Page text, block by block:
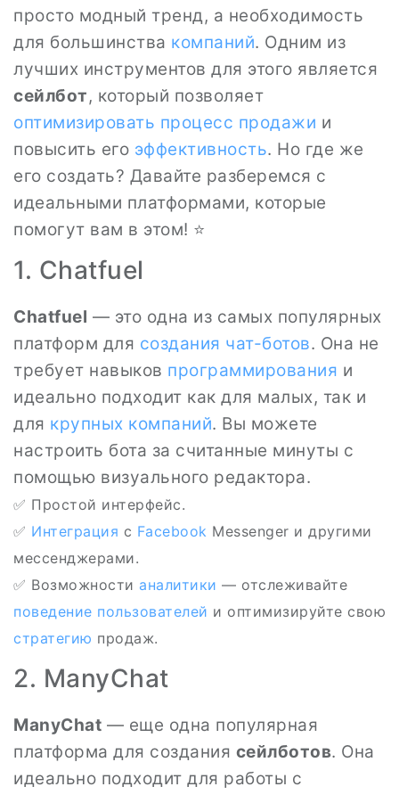
просто модный тренд, а необходимость
для большинства компаний. Одним из
лучших инструментов для этого является
сейлбот, который позволяет
оптимизировать процесс продажи и
повысить его эффективность. Но где же
его создать? Давайте разберемся с
идеальными платформами, которые
помогут вам в этом! ⭐
1. Chatfuel
Chatfuel — это одна из самых популярных
платформ для создания чат-ботов. Она не
требует навыков программирования и
идеально подходит как для малых, так и
для крупных компаний. Вы можете
настроить бота за считанные минуты с
помощью визуального редактора.
✅ Простой интерфейс.
✅ Интеграция с Facebook Messenger и другими
мессенджерами.
✅ Возможности аналитики — отслеживайте
поведение пользователей и оптимизируйте свою
стратегию продаж.
2. ManyChat
ManyChat — еще одна популярная
платформа для создания сейлботов. Она
идеально подходит для работы с